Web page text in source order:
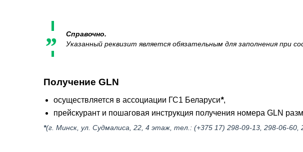
Справочно.
Указанный реквизит является обязательным для заполнения при
Получение GLN
осуществляется в ассоциации ГС1 Беларуси*,
прейскурант и пошаговая инструкция получения номера GLN
*(г. Минск, ул. Судмалиса, 22, 4 этаж, тел.: (+375 17) 298-09-13, 298-06-60,